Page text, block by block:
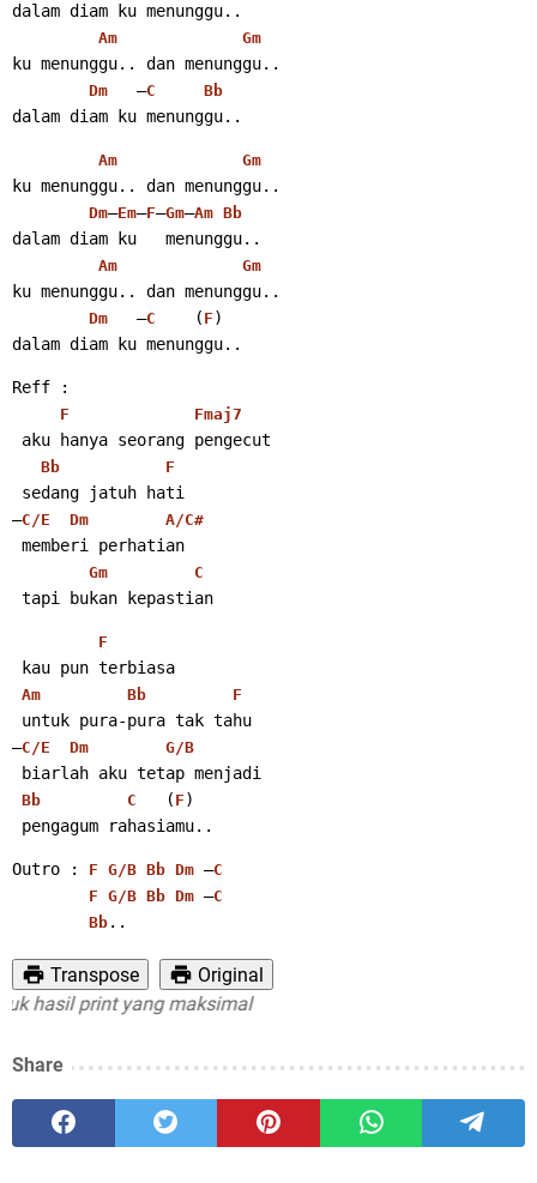
dalam diam ku menunggu..
Am Gm
ku menunggu.. dan menunggu..
Dm
   –
C Bb
dalam diam ku menunggu..
Am Gm
ku menunggu.. dan menunggu..
Dm–Em–F–Gm–Am Bb
dalam diam ku   menunggu..
Am Gm
ku menunggu.. dan menunggu..
Dm
   –
C
    (
F )
dalam diam ku menunggu..
Reff :
F Fmaj7
aku hanya seorang pengecut
Bb F
sedang jatuh hati
–C/E Dm A/C#
memberi perhatian
Gm C
tapi bukan kepastian
F
kau pun terbiasa
Am Bb F
untuk pura-pura tak tahu
–C/E Dm G/B
biarlah aku tetap menjadi
Bb C
   (
F )
pengagum rahasiamu..
Outro : F G/B Bb Dm –C
F G/B Bb Dm –C
Bb ..
Transpose
Original
print yang maksimal
Share